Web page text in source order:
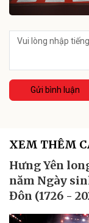
Gửi bình luận
XEM THÊM
Hưng Yên
năm Ngày
Đôn (1726 -